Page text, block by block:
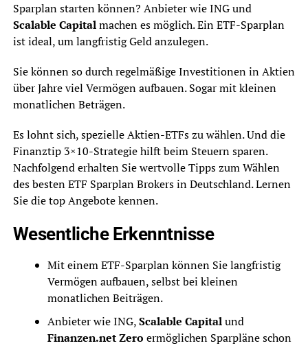
Sparplan starten können? Anbieter wie ING und
Scalable Capitalmachen es möglich. Ein ETF-Sparplan
ist ideal, um langfristig Geld anzulegen.
Sie können so durch regelmäßige Investitionen in Aktien
über Jahre viel Vermögen aufbauen. Sogar mit kleinen
monatlichen Beträgen.
Es lohnt sich, spezielle Aktien-ETFs zu wählen. Und die
Finanztip 3×10-Strategie hilft beim Steuern sparen.
Nachfolgend erhalten Sie wertvolle Tipps zum Wählen
des besten ETF Sparplan Brokers in Deutschland. Lernen
Sie die top Angebote kennen.
Wesentliche Erkenntnisse
Mit einem ETF-Sparplan können Sie langfristig
Vermögen aufbauen, selbst bei kleinen
monatlichen Beiträgen.
Anbieter wie ING,Scalable Capitalund
Finanzen.net Zero ermöglichen Sparpläne schon